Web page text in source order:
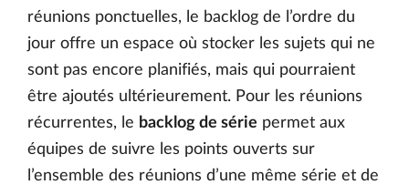
réunions ponctuelles, le backlog de l’ordre du
jour offre un espace où stocker les sujets qui ne
sont pas encore planifiés, mais qui pourraient
être ajoutés ultérieurement. Pour les réunions
récurrentes, le backlog de série permet aux
équipes de suivre les points ouverts sur
l’ensemble des réunions d’une même série et de